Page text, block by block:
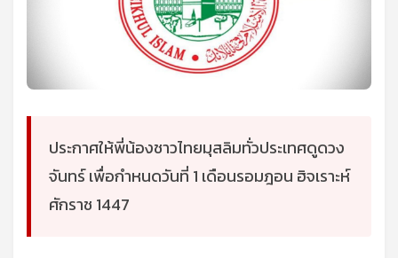
ประกาศให้พี่น้องชาวไทยมุสลิมทั่วประเทศดูดวง
จันทร์ เพื่อกำหนดวันที่ 1 เดือนรอมฎอน ฮิจเราะห์
ศักราช 1447